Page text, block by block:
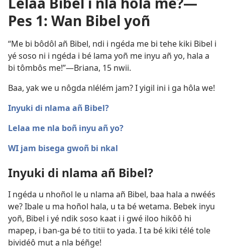
Pes 1: Wan Bibel yoñ
“Me bi bôdôl añ Bibel, ndi i ngéda me bi tehe kiki Bibel i
yé soso ni i ngéda i bé lama yoñ me inyu añ yo, hala a
bi tômbôs me!”—Briana, 15 nwii.
Baa, yak we u nôgda nlélém jam? I yigil ini i ga hôla we!
Inyuki di nlama añ Bibel?
Lelaa me nla boñ inyu añ yo?
WI jam bisega gwoñ bi nkal
Inyuki di nlama añ Bibel?
I ngéda u nhoñol le u nlama añ Bibel, baa hala a nwéés
we? Ibale u ma hoñol hala, u ta bé wetama. Bebek inyu
yoñ, Bibel i yé ndik soso kaat i i gwé iloo hikôô hi
mapep, i ban-ga bé to titii to yada. I ta bé kiki télé tole
bividéô mut a nla béñge!